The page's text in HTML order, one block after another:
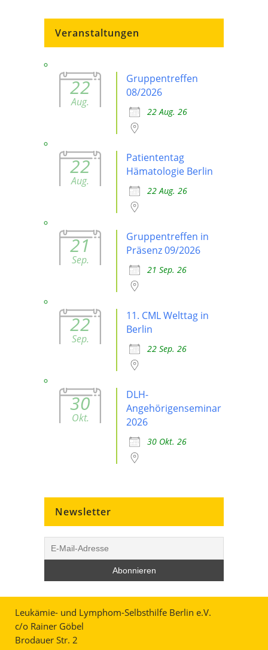
Veranstaltungen
22
Aug.
Gruppentreffen
08/2026
22 Aug. 26
22
Aug.
Patiententag
Hämatologie Berlin
22 Aug. 26
21
Sep.
Gruppentreffen in
Präsenz 09/2026
21 Sep. 26
22
Sep.
11. CML Welttag in
Berlin
22 Sep. 26
30
Okt.
DLH-
Angehörigenseminar
2026
30 Okt. 26
Newsletter
Leukämie- und Lymphom-Selbsthilfe Berlin e.V.
c/o Rainer Göbel
Brodauer Str. 2